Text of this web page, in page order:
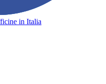
in Italia